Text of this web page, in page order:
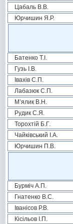
Цабаль В.В.
Юрчишин Я.Р.
Батенко Т.І.
Гузь І.В.
Івахів С.П.
Лабазюк С.П.
М’ялик В.Н.
Рудик С.Я.
Торохтій Б.Г.
Чайківський І.А.
Юрчишин П.В.
Бурміч А.П.
Гнатенко В.С.
Іванісов Р.В.
Кісільов І.П.